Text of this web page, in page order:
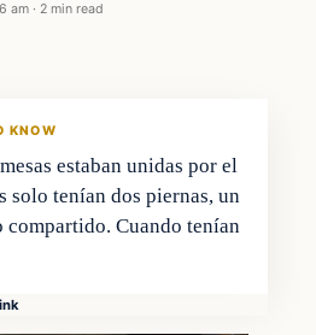
am · 2 min read
KNOW
estaban unidas por el
solo tenían dos piernas, un
Cuando tenían